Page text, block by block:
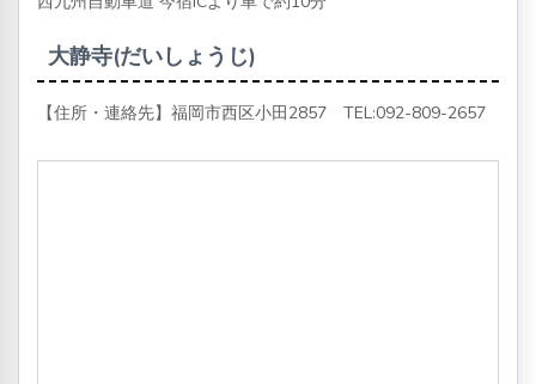
大静寺(だいしょうじ)
【住所・連絡先】福岡市西区小田2857 TEL:092-809-2657